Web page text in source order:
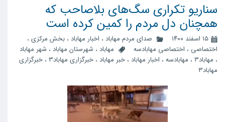
سناریو تکراری سگ‌های بلاصاحب که
همچنان دل مردم را کمین کرده است
۱۵ اسفند ۱۴۰۰ صدای مردم مهاباد ، اخبار مهاباد ، بخش مرکزی ،
اختصاصی ، اختصاصی مهابادسه مهاباد ، شهرستان مهاباد ، شهر مهاباد
، مهاباد3 ، مهابادسه ، اخبار مهاباد ، خبر مهاباد ، خبرگزاری مهاباد3 ، خبرگزاری
مهاباد۳